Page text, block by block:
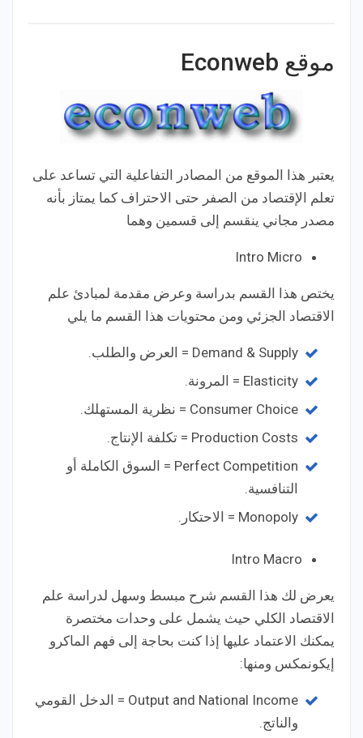
موقع Econweb
يعتبر هذا الموقع من المصادر التفاعلية التي تساعد على
تعلم الإقتصاد من الصفر حتى الاحتراف كما يمتاز بأنه
مصدر مجاني ينقسم إلى قسمين وهما
Intro Micro
يختص هذا القسم بدراسة وعرض مقدمة لمبادئ علم
الاقتصاد الجزئي ومن محتويات هذا القسم ما يلي
Demand & Supply = العرض والطلب.
Elasticity = المرونة.
Consumer Choice = نظرية المستهلك.
Production Costs = تكلفة الإنتاج.
Perfect Competition = السوق الكاملة أو
التنافسية.
Monopoly = الاحتكار.
Intro Macro
يعرض لك هذا القسم شرح مبسط وسهل لدراسة علم
الاقتصاد الكلي حيث يشمل على وحدات مختصرة
يمكنك الاعتماد عليها إذا كنت بحاجة إلى فهم الماكرو
إيكونمكس ومنها:
Output and National Income = الدخل القومي
والناتج.